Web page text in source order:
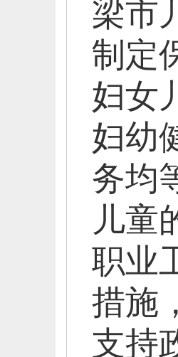
梁市
制定
妇女
妇幼
务均
儿童
职业
措施
支持